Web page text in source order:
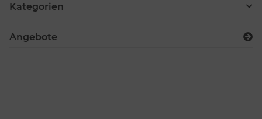
Kategorien
Angebote